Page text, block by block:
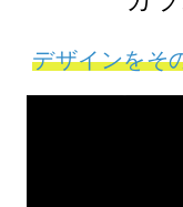
デザインをそ